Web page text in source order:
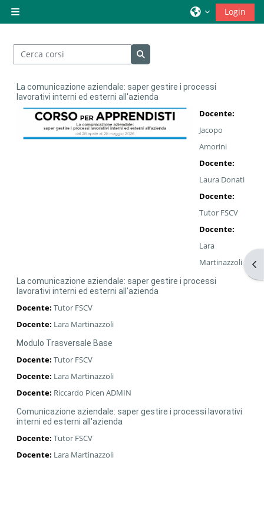
Pannello laterale
Login
Cerca corsi
Cerca corsi
La comunicazione aziendale: saper gestire i processi
lavorativi interni ed esterni all'azienda
Docente:
Jacopo
Amorini
Docente:
Laura Donati
Docente:
Tutor FSCV
Docente:
Lara
Martinazzoli
La comunicazione aziendale: saper gestire i processi
lavorativi interni ed esterni all'azienda
Docente: Tutor FSCV
Docente: Lara Martinazzoli
Modulo Trasversale Base
Docente: Tutor FSCV
Docente: Lara Martinazzoli
Docente: Riccardo Picen ADMIN
Comunicazione aziendale: saper gestire i processi lavorativi
interni ed esterni all'azienda
Docente: Tutor FSCV
Docente: Lara Martinazzoli